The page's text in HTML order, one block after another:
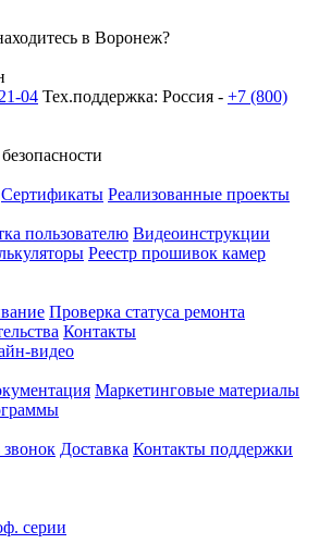
в Воронеж?
04 Тех.поддержка: Россия - +7 (800)
Сертификаты Реализованные проекты
пользователю Видеоинструкции
Реестр прошивок камер
Проверка статуса ремонта
Контакты
видео
Маркетинговые материалы
звонок Доставка Контакты поддержки
серии